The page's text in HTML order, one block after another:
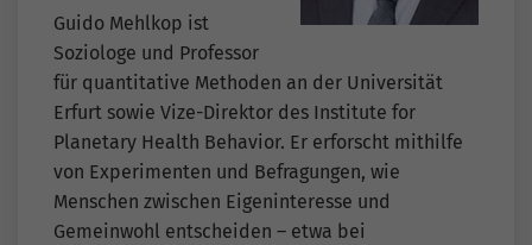
Guido Mehlkop ist
Soziologe und Professor
für quantitative Methoden an der Universität
Erfurt sowie Vize-Direktor des Institute for
Planetary Health Behavior. Er erforscht mithilfe
von Experimenten und Befragungen, wie
Menschen zwischen Eigeninteresse und
Gemeinwohl entscheiden – etwa bei